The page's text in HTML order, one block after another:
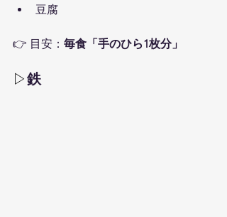
豆腐
👉 目安： 毎食「手のひら1枚分」
▷鉄